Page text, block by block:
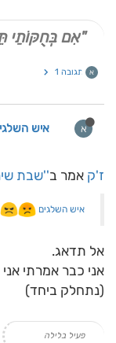
"אִם בְּחֻקּוֹתַי
א תגובה 1
א איש
ז'ק אמר ב''שבת
איש השלגים
אל תדאג.
אני כבר אמרתי
(נתחלק ביחד)
פעיל בלילה